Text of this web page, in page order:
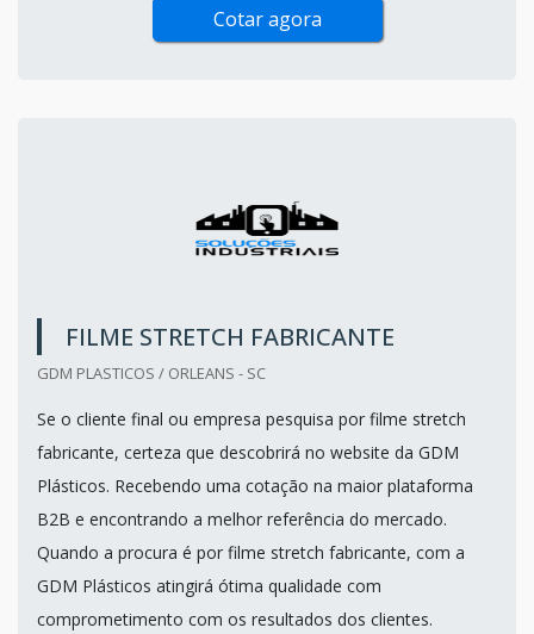
Cotar agora
FILME STRETCH FABRICANTE
GDM PLASTICOS / ORLEANS - SC
Se o cliente final ou empresa pesquisa por filme stretch
fabricante, certeza que descobrirá no website da GDM
Plásticos. Recebendo uma cotação na maior plataforma
B2B e encontrando a melhor referência do mercado.
Quando a procura é por filme stretch fabricante, com a
GDM Plásticos atingirá ótima qualidade com
comprometimento com os resultados dos clientes.